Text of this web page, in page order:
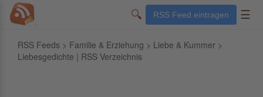
🔍 RSS Feed eintragen ☰
RSS Feeds > Familie & Erziehung > Liebe & Kummer >
Liebesgedichte | RSS Verzeichnis